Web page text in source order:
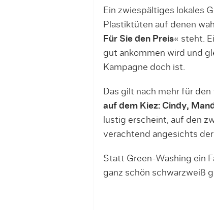
Ein zwiespältiges lokales
Plastiktüten auf denen
Für Sie den Preis« steht.
gut ankommen wird und
Kampagne doch ist.
Das gilt nach mehr für
auf dem Kiez: Cindy,
lustig erscheint, auf den
verachtend angesichts
Statt Green-Washing ein
ganz schön schwarzweiß